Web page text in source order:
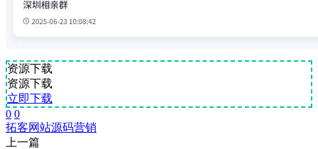
资源下载
资源下载
立即下载
0 0
拓客网站源码营销
上一篇